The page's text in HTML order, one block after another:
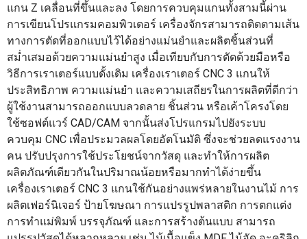
แกน Z เคลื่อนที่ขึ้นและลง โดยการควบคุมแกนทั้งสามนี้ผ่าน
การเขียนโปรแกรมคอมพิวเตอร์ เครื่องจักรสามารถติดตามเส้น
ทางการตัดที่ออกแบบไว้ได้อย่างแม่นยำและผลิตชิ้นส่วนที่
สม่ำเสมอด้วยความแม่นยำสูง เมื่อเทียบกับการตัดด้วยมือหรือ
วิธีการเราเตอร์แบบดั้งเดิม เครื่องเราเตอร์ CNC 3 แกนให้
ประสิทธิภาพ ความแม่นยำ และความเสถียรในการผลิตที่ดีกว่า
ผู้ใช้งานสามารถออกแบบลวดลาย ชิ้นส่วน หรือเค้าโครงโดย
ใช้ซอฟต์แวร์ CAD/CAM จากนั้นส่งโปรแกรมไปยังระบบ
ควบคุม CNC เพื่อประมวลผลโดยอัตโนมัติ ซึ่งจะช่วยลดแรงงาน
คน ปรับปรุงการใช้ประโยชน์จากวัสดุ และทำให้การผลิต
ผลิตภัณฑ์เดียวกันในปริมาณน้อยหรือมากทำได้ง่ายขึ้น
เครื่องเราเตอร์ CNC 3 แกนใช้กันอย่างแพร่หลายในงานไม้ การ
ผลิตเฟอร์นิเจอร์ ป้ายโฆษณา การแปรรูปพลาสติก การตกแต่ง
การทำแม่พิมพ์ บรรจุภัณฑ์ และการสร้างต้นแบบ สามารถ